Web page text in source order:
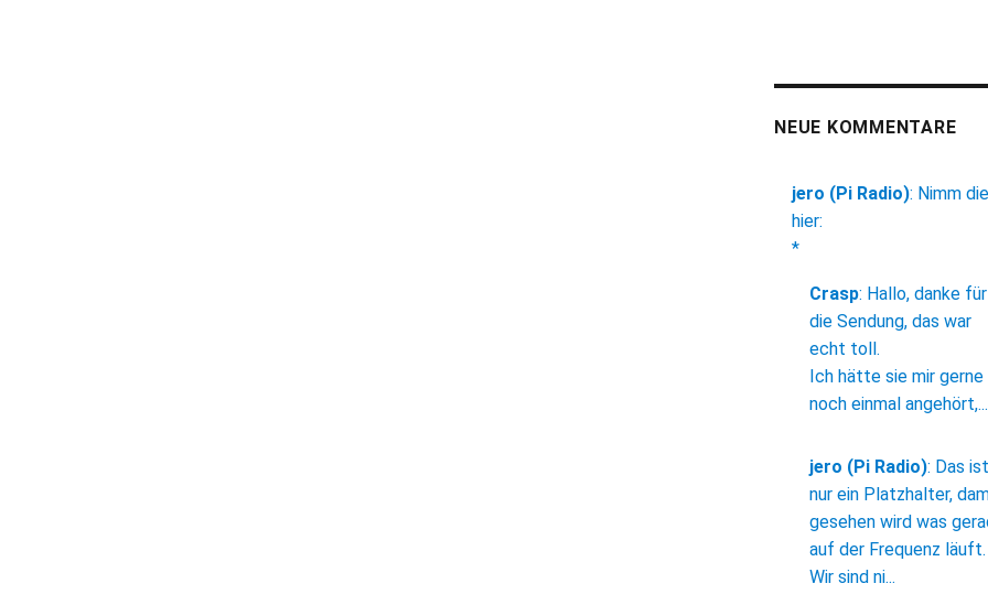
NEUE KOMMENTARE
jero (Pi Radio): Nimm die
hier:
*
Crasp: Hallo, danke für
die Sendung, das war
echt toll.
Ich hätte sie mir gerne
noch einmal angehört,...
jero (Pi Radio): Das ist
nur ein Platzhalter,
gesehen wird was
auf der Frequenz läuft.
Wir sind ni...